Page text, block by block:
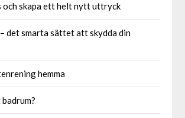
och skapa ett helt nytt uttryck
det smarta sättet att skydda din
hemma